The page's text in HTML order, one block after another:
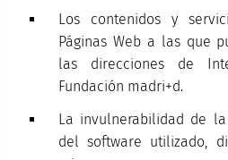
Los contenidos y
Páginas Web a las que
las direcciones de
Fundación madri+d.
La invulnerabilidad de
del software utilizado,